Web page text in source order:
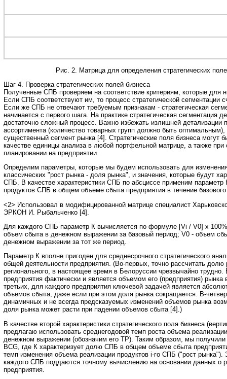
Рис. 2. Матрица для определения стратегических
Шаг 4. Проверка стратегических полей бизнеса
Полученные СПБ проверяем на соответствие критериям, которые для
Если СПБ соответствуют им, то процесс стратегической сегментации
Если же СПБ не отвечают требуемым признакам - стратегическая
начинается с первого шага. На практике стратегическая сегментация
достаточно сложный процесс. Важно избежать излишней детализации
ассортимента (количество товарных групп должно быть оптимальным),
существенный сегмент рынка [4]. Стратегические поля бизнеса могут
качестве единицы анализа в любой портфельной матрице, а также при
планировании на предприятии.
Определим параметры, которые мы будем использовать для
классических "рост рынка - доля рынка", и значения, которые будут
СПБ. В качестве характеристики СПБ по абсциссе применим
продуктов СПБ в общем объеме сбыта предприятия в течение
<2> Использовал в модифицированной матрице специалист
ЭРКОН И. Рыбальченко [4].
Для каждого СПБ параметр К вычисляется по формуле [Vi / V0] x
объем сбыта в денежном выражении за базовый период; V0 - объем
денежном выражении за тот же период.
Параметр К вполне пригоден для среднесрочного стратегического
общей деятельности предприятия. (Во-первых, точно рассчитать
регионального, в настоящее время в Белоруссии чрезвычайно
предприятия фактически и является объемом его (предприятия)
третьих, для каждого предприятия ключевой задачей является
объемов сбыта, даже если при этом доля рынка сокращается. В-
динамичных и не всегда предсказуемых изменений объемов рынка
доля рынка может расти при падении объемов сбыта [4].)
В качестве второй характеристики стратегического поля бизнеса
предлагаю использовать среднегодовой темп роста объема
денежном выражении (обозначим его ТР). Таким образом, мы
BCG, где К характеризует долю СПБ в общем объеме сбыта
темп изменения объема реализации продуктов i-го СПБ ("рост рынка").
каждого СПБ поддаются точному вычислению на основании данных о
предприятия.